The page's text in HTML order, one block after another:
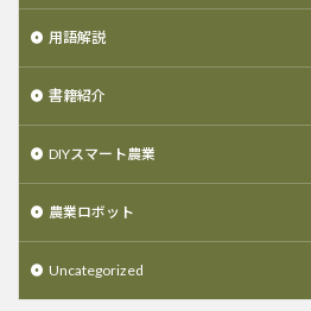
用語解説
書籍紹介
DIYスマート農業
農業ロボット
Uncategorized